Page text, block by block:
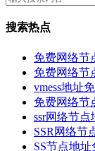
搜索热点
免费网络节
免费网络节
vmess地址
免费网络节
ssr网络节
SSR网络节
SS节点地